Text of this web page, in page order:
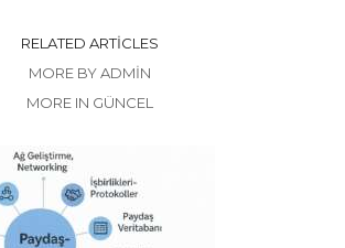
RELATED ARTICLES
MORE BY ADMIN
MORE IN GÜNCEL